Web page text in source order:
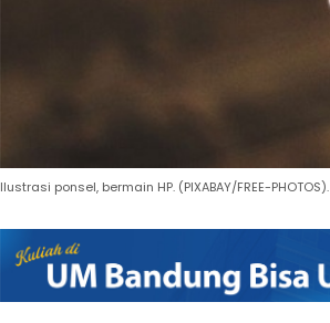
Ilustrasi ponsel, bermain HP. (PIXABAY/FREE-PHOTOS).